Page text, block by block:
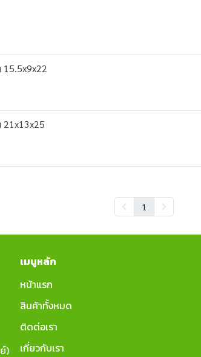
1
)
เมนูหลัก
หน้าแรก
สินค้าทั้งหมด
ติดต่อเรา
เกี่ยวกับเรา